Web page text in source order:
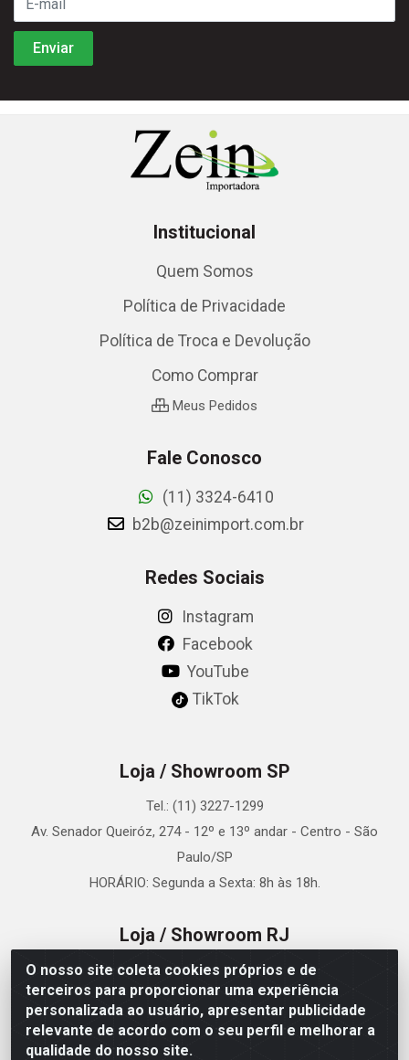
O nosso site coleta cookies próprios e de
terceiros para proporcionar uma experiência
personalizada ao usuário, apresentar publicidade
relevante de acordo com o seu perfil e melhorar a
qualidade do nosso site.
Institucional
Quem Somos
Política de Privacidade
Política de Troca e Devolução
Como Comprar
Meus Pedidos
Fale Conosco
(11) 3324-6410
b2b@zeinimport.com.br
Redes Sociais
Instagram
Facebook
YouTube
TikTok
Loja / Showroom SP
Tel.: (11) 3227-1299
Av. Senador Queiróz, 274 - 12º e 13º andar - Centro - São
Paulo/SP
HORÁRIO: Segunda a Sexta: 8h às 18h.
Loja / Showroom RJ
Tel.: (21) 3173-3320
Rua República do Libano, 61 Sala 820 - Centro - Rio de
Janeiro/RJ
HORÁRIO: Segunda a Sexta: 8h às 18h.